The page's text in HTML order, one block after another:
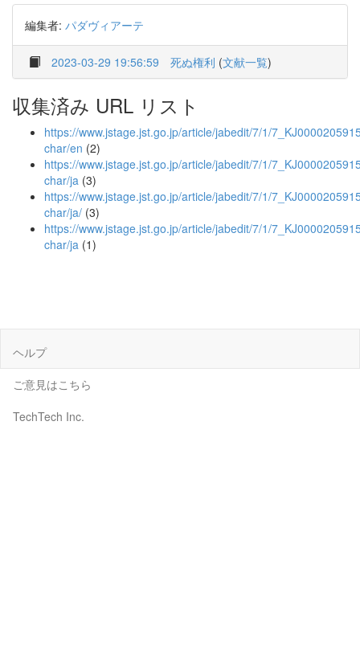
編集者: パダヴィアーテ
2023-03-29 19:56:59 死ぬ権利 (文献一覧)
収集済み URL リスト
https://www.jstage.jst.go.jp/article/jabedit/7/1/
char/en (2)
https://www.jstage.jst.go.jp/article/jabedit/7/1/
char/ja (3)
https://www.jstage.jst.go.jp/article/jabedit/7/1/
char/ja/ (3)
https://www.jstage.jst.go.jp/article/jabedit/7/1/
char/ja (1)
ヘルプ
ご意見はこちら
TechTech Inc.